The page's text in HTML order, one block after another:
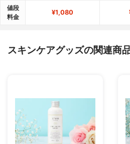
値段
料金
¥1,080
スキンケアグッズの関連商